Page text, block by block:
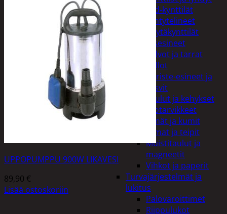
Led-kynttilät
Lyhtytelineet
Pöytäkynttilät
Sisustusesineet
Kalvot ja tarrat
Kellot
Koriste-esineet ja
kasvit
Taulut ja kehykset
Toimistotarvikkeet
Kynät ja kumit
Liimat ja teipit
Muistitaulut ja
magneetit
Vihkot ja paperit
Turvajärjestelmät ja
lukitus
Palovaroittimet
Riippulukot
UPPOPUMPPU 900W LIKAVESI
89,90 €
Lisää ostoskoriin